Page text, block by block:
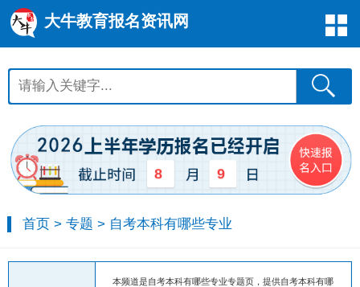
大牛教育报名资讯网
8 9
首页 >专题 > 自考本科有哪些专业
本频道是自考本科有哪些专业专题页，提供自考本科有哪